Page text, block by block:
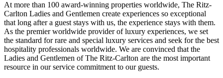
At more than 100 award-winning properties worldwide, The Ritz-
Carlton Ladies and Gentlemen create experiences so exceptional
that long after a guest stays with us, the experience stays with them.
As the premier worldwide provider of luxury experiences, we set
the standard for rare and special luxury services and seek for the best
hospitality professionals worldwide. We are convinced that the
Ladies and Gentlemen of The Ritz-Carlton are the most important
resource in our service commitment to our guests.